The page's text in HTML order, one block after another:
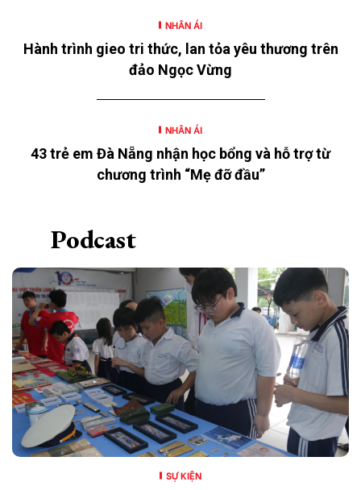
NHÂN ÁI
Hành trình gieo tri thức, lan tỏa yêu thương trên
đảo Ngọc Vừng
NHÂN ÁI
43 trẻ em Đà Nẵng nhận học bổng và hỗ trợ từ
chương trình “Mẹ đỡ đầu”
Podcast
SỰ KIỆN